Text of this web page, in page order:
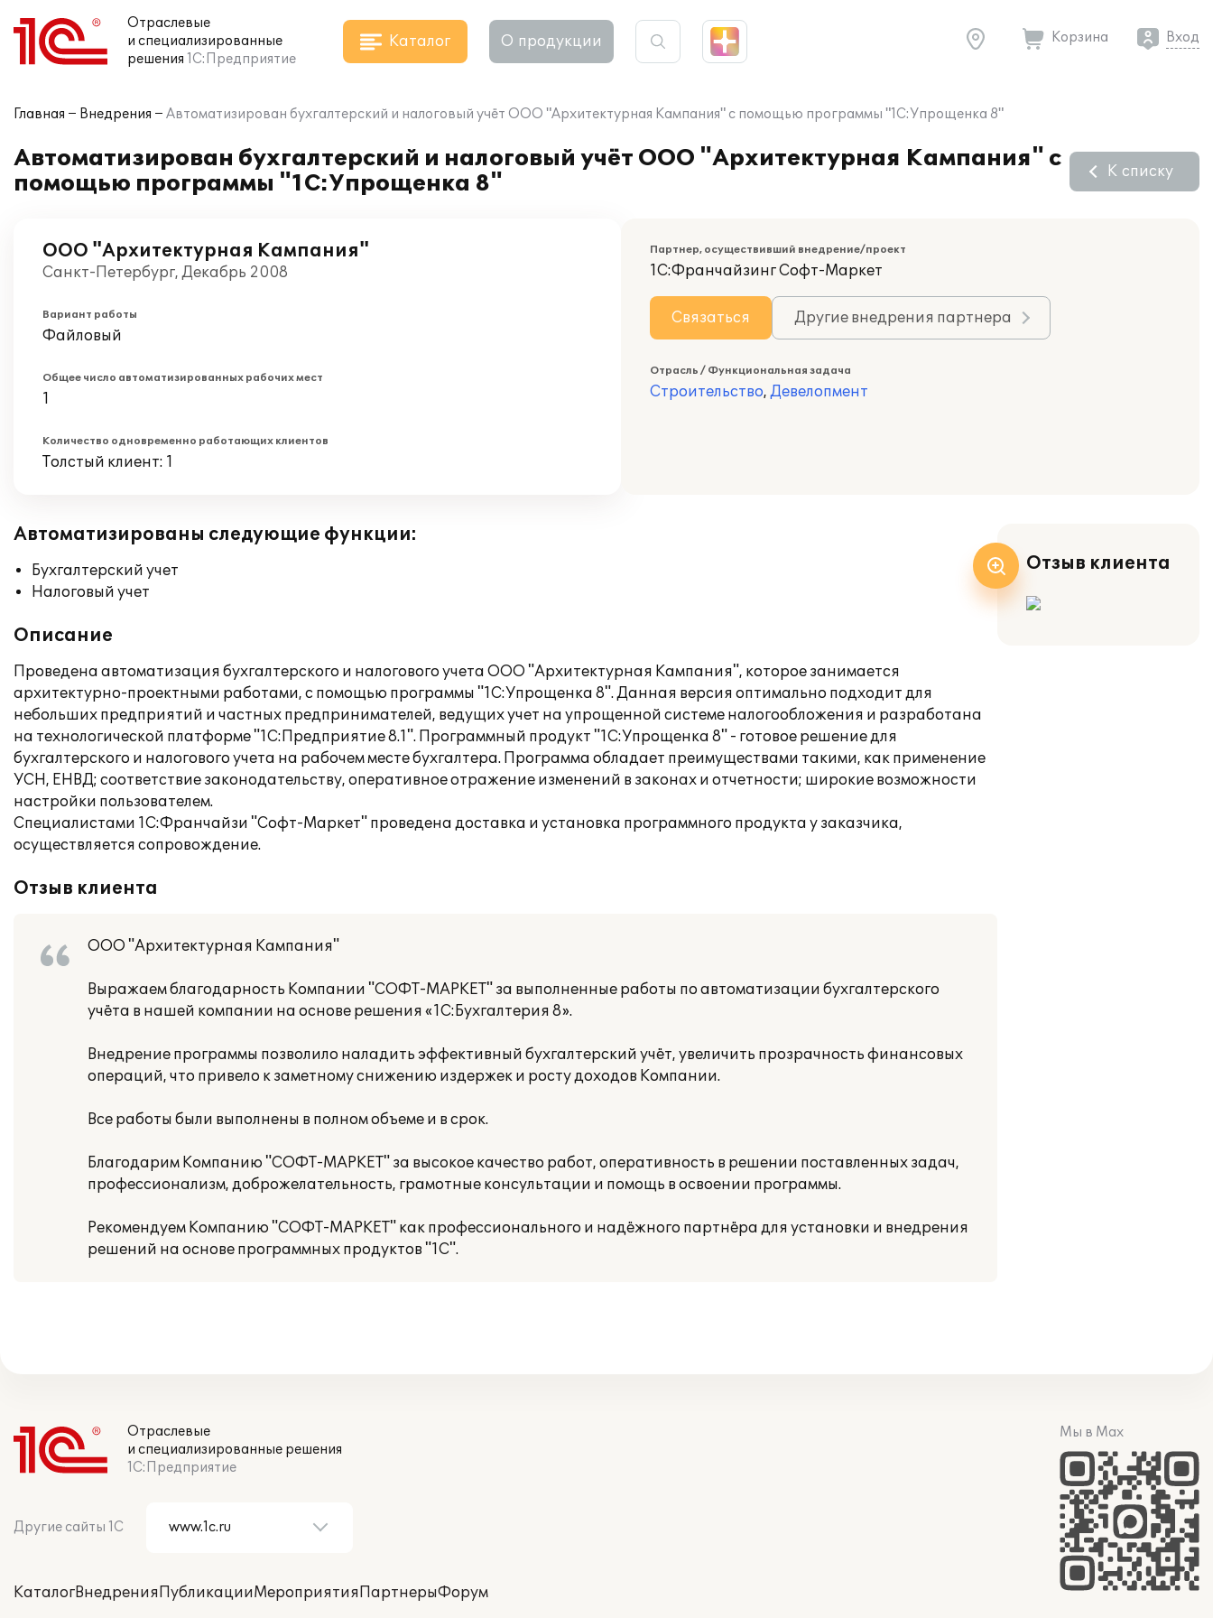
Отраслевые
и специализированные
решения 1С:Предприятие
Каталог О продукции Корзина Вход
Главная Внедрения Автоматизирован бухгалтерский и налоговый учёт ООО "Архитектурная Кампания" с помощью программы "1С:Упрощенка 8"
Автоматизирован бухгалтерский и налоговый учёт ООО "Архитектурная Кампания" с
помощью программы "1С:Упрощенка 8"
К списку
ООО "Архитектурная Кампания"
Санкт-Петербург, Декабрь 2008
Вариант работы
Файловый
Общее число автоматизированных рабочих мест
1
Количество одновременно работающих клиентов
Толстый клиент: 1
Партнер, осуществивший внедрение/проект
1С:Франчайзинг Софт-Маркет
Связаться Другие внедрения партнера
Отрасль / Функциональная задача
Строительство, Девелопмент
Автоматизированы следующие функции:
Бухгалтерский учет
Налоговый учет
Описание
Проведена автоматизация бухгалтерского и налогового учета ООО "Архитектурная Кампания", которое занимается
архитектурно-проектными работами, с помощью программы "1С:Упрощенка 8". Данная версия оптимально подходит для
небольших предприятий и частных предпринимателей, ведущих учет на упрощенной системе налогообложения и разработана
на технологической платформе "1С:Предприятие 8.1". Программный продукт "1С:Упрощенка 8" - готовое решение для
бухгалтерского и налогового учета на рабочем месте бухгалтера. Программа обладает преимуществами такими, как применение
УСН, ЕНВД; соответствие законодательству, оперативное отражение изменений в законах и отчетности; широкие возможности
настройки пользователем.
Специалистами 1С:Франчайзи "Софт-Маркет" проведена доставка и установка программного продукта у заказчика,
осуществляется сопровождение.
Отзыв клиента
ООО "Архитектурная Кампания"
Выражаем благодарность Компании "СОФТ-МАРКЕТ" за выполненные работы по автоматизации бухгалтерского
учёта в нашей компании на основе решения «1С:Бухгалтерия 8».
Внедрение программы позволило наладить эффективный бухгалтерский учёт, увеличить прозрачность финансовых
операций, что привело к заметному снижению издержек и росту доходов Компании.
Все работы были выполнены в полном объеме и в срок.
Благодарим Компанию "СОФТ-МАРКЕТ" за высокое качество работ, оперативность в решении поставленных задач,
профессионализм, доброжелательность, грамотные консультации и помощь в освоении программы.
Рекомендуем Компанию "СОФТ-МАРКЕТ" как профессионального и надёжного партнёра для установки и внедрения
решений на основе программных продуктов "1С".
Отзыв клиента
Отраслевые
и специализированные решения
1С:Предприятие
Другие сайты 1С
КаталогВнедренияПубликацииМероприятияПартнерыФорум
Мы в Max